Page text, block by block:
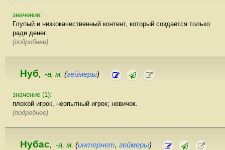
значение:
Глупый и низкокачественный контент, который создается только
ради денег.
(подробнее)
Нуб, -а, м. (геймеры)
значение (1):
плохой игрок, неопытный игрок; новичок.
(подробнее)
Нубас, -а, м. (интернет, геймеры)